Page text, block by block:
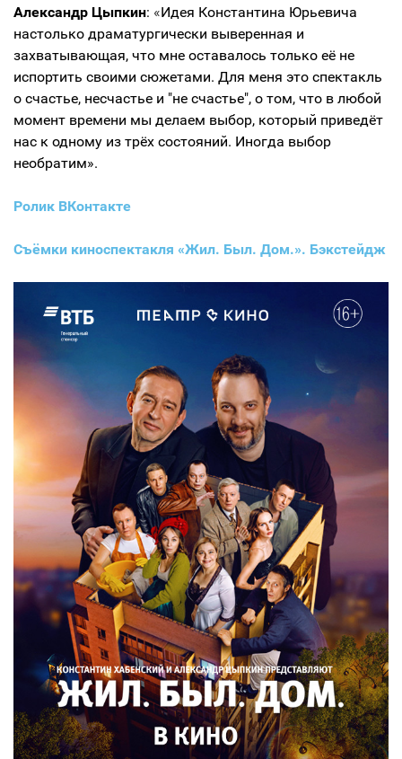
Александр Цыпкин: «Идея Константина Юрьевича
настолько драматургически выверенная и
захватывающая, что мне оставалось только её не
испортить своими сюжетами. Для меня это спектакль
о счастье, несчастье и "не счастье", о том, что в любой
момент времени мы делаем выбор, который приведёт
нас к одному из трёх состояний. Иногда выбор
необратим».
Ролик ВКонтакте
Съёмки киноспектакля «Жил. Был. Дом.». Бэкстейдж